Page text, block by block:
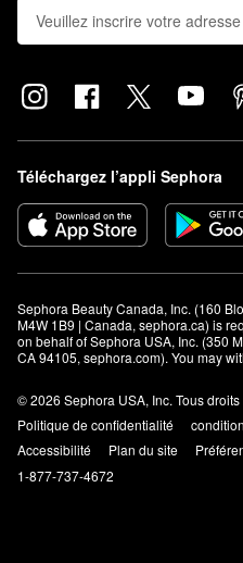
Téléchargez l’appli Sephora
Sephora Beauty Canada, Inc. (160
M4W 1B9 | Canada, sephora.ca) is
on behalf of Sephora USA, Inc. (350
CA 94105, sephora.com). You may
© 2026 Sephora USA, Inc. Tous droits
Politique de confidentialité
Accessibilité
Plan du site
1-877-737-4672